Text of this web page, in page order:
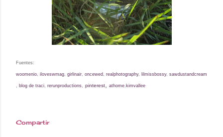
Fuentes:
woomenio iloveswmag girlinair oncewed realphotography, lilmissbossy, sawdustandcream
blog de traci rerunproductions pinterest athome.kimvallee
Compartir